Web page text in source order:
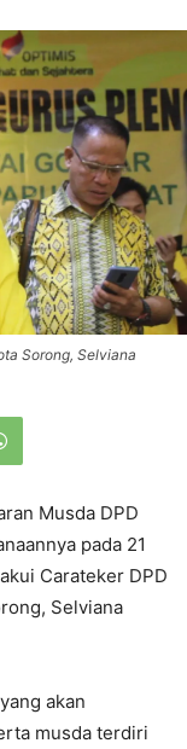
Sorong, Selviana
Musda DPD
pada 21
Carateker DPD
Selviana
akan
musda terdiri